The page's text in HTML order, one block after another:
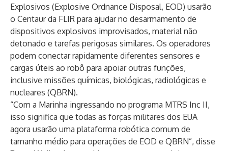
Explosivos (Explosive Ordnance Disposal, EOD) usarão
o Centaur da FLIR para ajudar no desarmamento de
dispositivos explosivos improvisados, material não
detonado e tarefas perigosas similares. Os operadores
podem conectar rapidamente diferentes sensores e
cargas úteis ao robô para apoiar outras funções,
inclusive missões químicas, biológicas, radiológicas e
nucleares (QBRN).
“Com a Marinha ingressando no programa MTRS Inc II,
isso significa que todas as forças militares dos EUA
agora usarão uma plataforma robótica comum de
tamanho médio para operações de EOD e QBRN”, disse